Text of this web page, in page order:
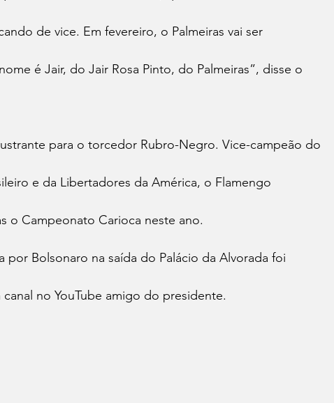
de vice. Em fevereiro, o Palmeiras vai ser
é Jair, do Jair Rosa Pinto, do Palmeiras”, disse o
para o torcedor Rubro-Negro. Vice-campeão do
e da Libertadores da América, o Flamengo
o Campeonato Carioca neste ano.
por Bolsonaro na saída do Palácio da Alvorada foi
no YouTube amigo do presidente.